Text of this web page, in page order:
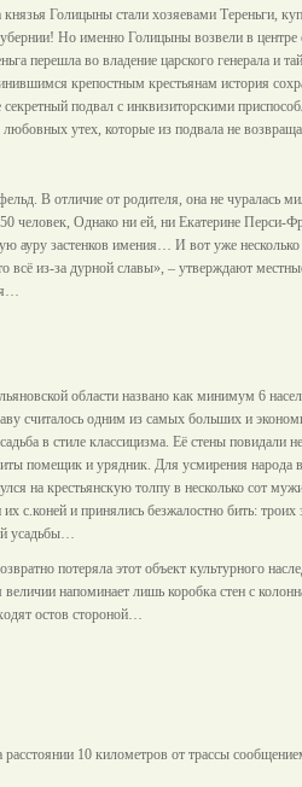
Голицыны стали хозяевами Тереньги,
Но именно Голицыны возвели в центре
перешла во владение царского генерала и
крепостным крестьянам история
подвал с инквизиторскими
утех, которые из подвала не
В отличие от родителя, она не чуралась
человек, Однако ни ей, ни Екатерине Перси-
ауру застенков имения… И вот уже несколько
всё из-за дурной славы», – утверждают
области названо как минимум 6
считалось одним из самых больших и
в стиле классицизма. Её стены повидали
помещик и урядник. Для усмирения народа в
на крестьянскую толпу в несколько сот
с.коней и принялись безжалостно бить: троих
усадьбы…
потеряла этот объект культурного
напоминает лишь коробка стен с
остов стороной…
10 километров от трассы